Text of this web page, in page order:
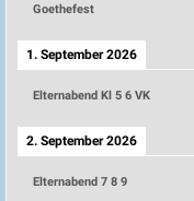
Goethefest
1. September 2026
Elternabend Kl 5 6 VK
2. September 2026
Elternabend 7 8 9